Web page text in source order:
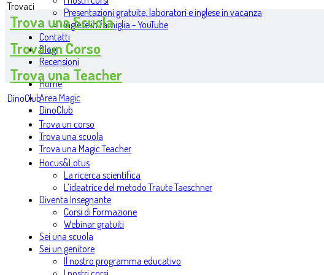
Presentazioni gratuite, laboratori e inglese in vacanza
Inglese in famiglia - YouTube
Contatti
Blog
Recensioni
Home
Area Magic
DinoClub
Trova un corso
Trova una scuola
Trova una Magic Teacher
Hocus&Lotus
La ricerca scientifica
L’ideatrice del metodo Traute Taeschner
Diventa Insegnante
Corsi di Formazione
Webinar gratuiti
Sei una scuola
Sei un genitore
Il nostro programma educativo
Trovaci
Trova una Scuola
Trova un Corso
Trova una Teacher
DinoClub